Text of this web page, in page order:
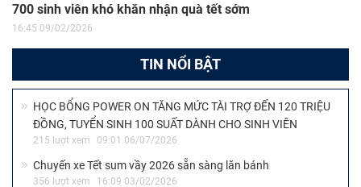
700 sinh viên khó khăn nhận quà tết sớm
16:45 09/02/2026
TIN NỔI BẬT
HỌC BỔNG POWER ON TĂNG MỨC TÀI TRỢ ĐẾN 120 TRIỆU
ĐỒNG, TUYỂN SINH 100 SUẤT DÀNH CHO SINH VIÊN
215 lượt xem 09:01 06/07/2026
Chuyến xe Tết sum vầy 2026 sẵn sàng lăn bánh
356 lượt xem 16:09 03/02/2026